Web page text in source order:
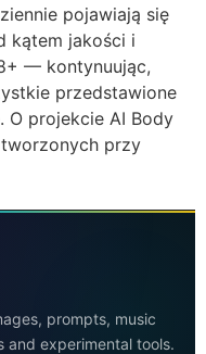
pojawiają się
kątem jakości i
— kontynuując,
przedstawione
O projekcie AI Body
przy
prompts, music
and experimental tools.